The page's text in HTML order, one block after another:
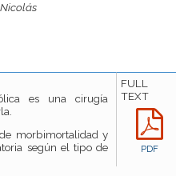
FULL
TEXT
PDF
es una cirugía
morbimortalidad y
según el tipo de